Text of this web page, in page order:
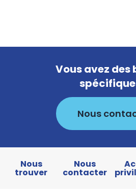
Vous avez des
Nous
Nous
trouver
Nous
contacter